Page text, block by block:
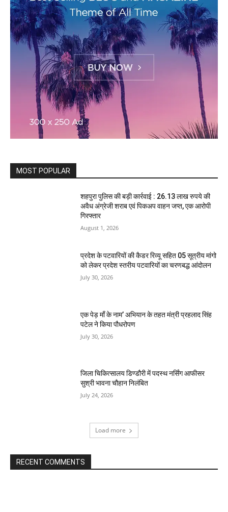
MOST POPULAR
शहपुरा पुलिस की बड़ी कार्रवाई : 26.13 लाख रुपये की
अवैध अंग्रेजी शराब एवं पिकअप वाहन जप्त, एक आरोपी
गिरफ्तार
August 1, 2026
प्रदेश के पटवारियों की कैडर रिव्यू सहित 05 सूत्रीय मांगो
को लेकर प्रदेश स्तरीय पटवारियों का चरणबद्ध आंदोलन
July 30, 2026
एक पेड़ माँ के नाम’ अभियान के तहत मंत्री प्रहलाद सिंह
पटेल ने किया पौधरोपण
July 30, 2026
जिला चिकित्सालय डिण्डौरी में पदस्थ नर्सिंग आफीसर
सुश्री भावना चौहान निलंबित
July 24, 2026
Load more
RECENT COMMENTS